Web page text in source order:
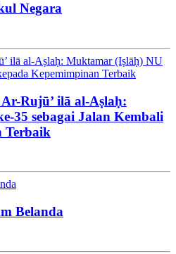
Negara
ilā al-Aṣlaḥ: Muktamar (Iṣlāḥ) NU
Kepemimpinan Terbaik
Rujū’ ilā al-Aṣlaḥ:
35 sebagai Jalan Kembali
Terbaik
Belanda